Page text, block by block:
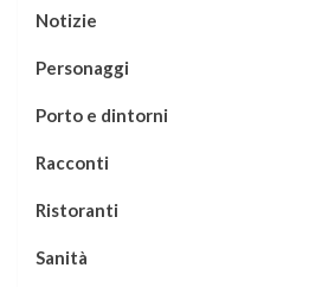
Notizie
Personaggi
Porto e dintorni
Racconti
Ristoranti
Sanità